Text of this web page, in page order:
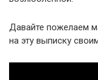
Давайте пожелаем
на эту выписку